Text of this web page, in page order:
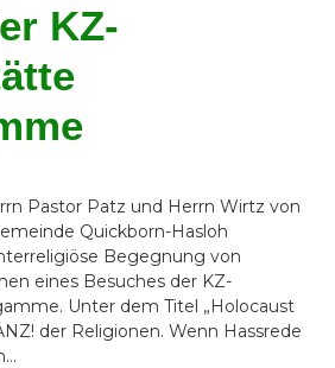
KZ-
Pastor Patz und Herrn Wirtz von
Quickborn-Hasloh
Begegnung von
eines Besuches der KZ-
Unter dem Titel „Holocaust
der Religionen. Wenn Hassrede